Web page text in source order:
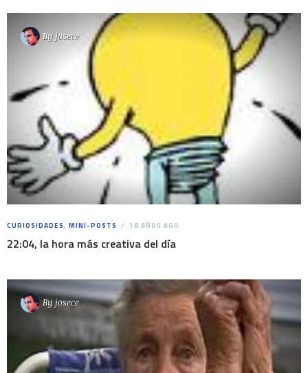
By josece
CURIOSIDADES, MINI-POSTS 18 AÑOS AGO
22:04, la hora más creativa del día
By josece